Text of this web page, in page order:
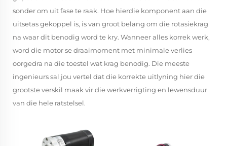
sonder om uit fase te raak. Hoe hierdie komponent aan die
uitsetas gekoppel is, is van groot belang om die rotasiekrag
na waar dit benodig word te kry. Wanneer alles korrek werk,
word die motor se draaimoment met minimale verlies
oorgedra na die toestel wat krag benodig. Die meeste
ingenieurs sal jou vertel dat die korrekte uitlyning hier die
grootste verskil maak vir die werkverrigting en lewensduur
van die hele ratstelsel.